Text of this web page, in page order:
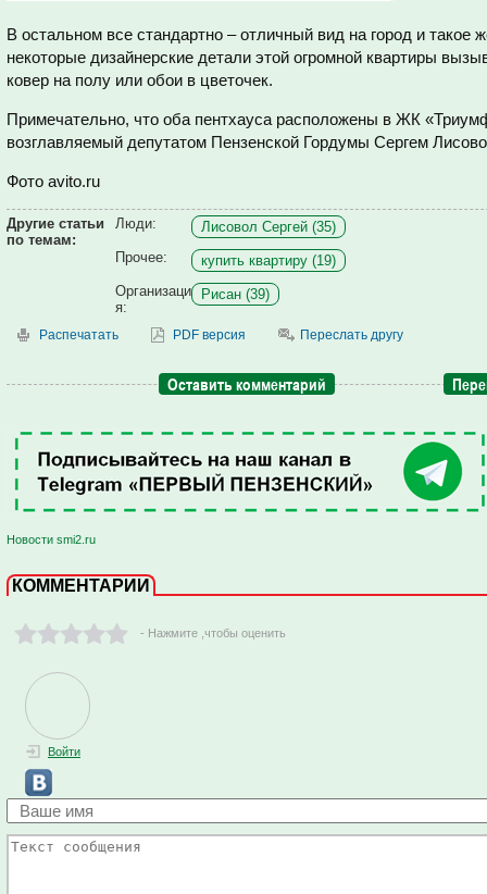
В остальном все стандартно – отличный вид на город и такое
некоторые дизайнерские детали этой огромной квартиры
ковер на полу или обои в цветочек.
Примечательно, что оба пентхауса расположены в ЖК
возглавляемый депутатом Пензенской Гордумы Сергем
Фото avito.ru
Другие статьи
по темам:
Люди:
Лисовол Сергей (35)
Прочее:
купить квартиру (19)
Организаци
я:
Рисан (39)
Распечатать PDF версия Переслать другу
Оставить комментарий
Новости smi2.ru
КОММЕНТАРИИ
- Нажмите ,чтобы оценить
Войти